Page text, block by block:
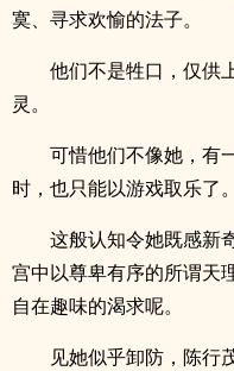
寞、寻求欢愉的法子。
他们不是牲口，仅供
灵。
可惜他们不像她，有
时，也只能以游戏取乐了。
这般认知令她既感新
宫中以尊卑有序的所谓天
自在趣味的渴求呢。
见她似乎卸防，陈行